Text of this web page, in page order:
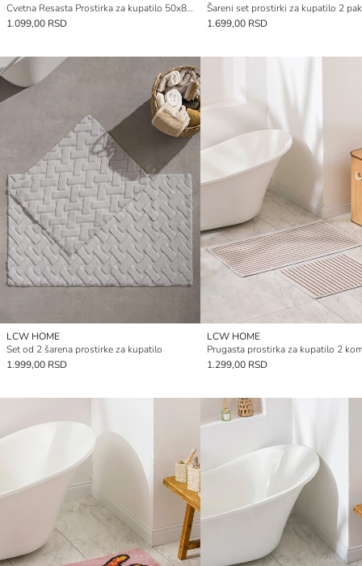
Cvetna Resasta Prostirka za kupatilo 50x80 cm
1.099,00 RSD
Šareni set prostirki za kupatilo 2
1.699,00 RSD
LCW HOME
Set od 2 šarena prostirke za kupatilo
1.999,00 RSD
LCW HOME
Prugasta prostirka za kupatilo 2
1.299,00 RSD